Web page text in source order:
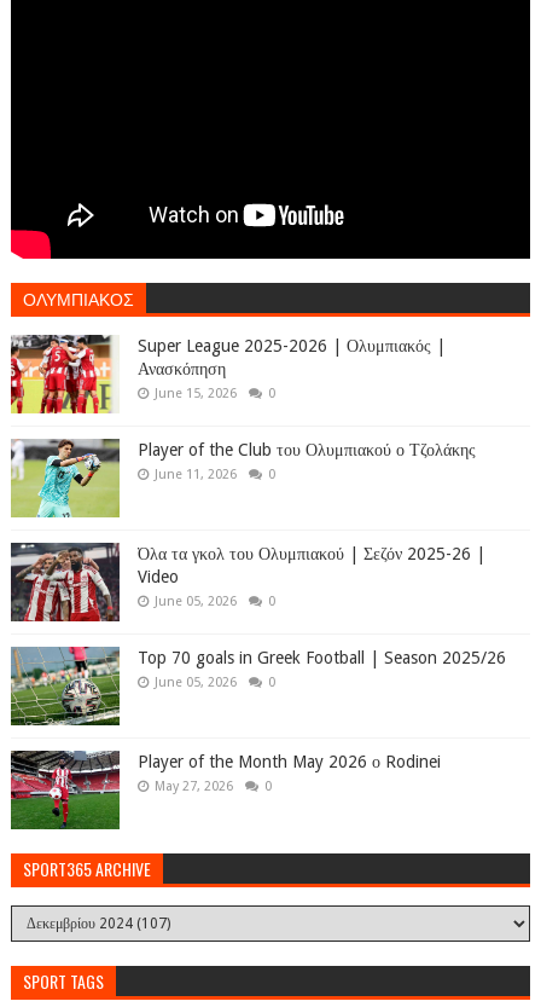
ΟΛΥΜΠΙΑΚΟΣ
Super League 2025-2026 | Ολυμπιακός |
Ανασκόπηση
June 15, 2026 0
Player of the Club του Ολυμπιακού ο Τζολάκης
June 11, 2026 0
Όλα τα γκολ του Ολυμπιακού | Σεζόν 2025-26 |
Video
June 05, 2026 0
Top 70 goals in Greek Football | Season 2025/26
June 05, 2026 0
Player of the Month May 2026 ο Rodinei
May 27, 2026 0
SPORT365 ARCHIVE
SPORT TAGS